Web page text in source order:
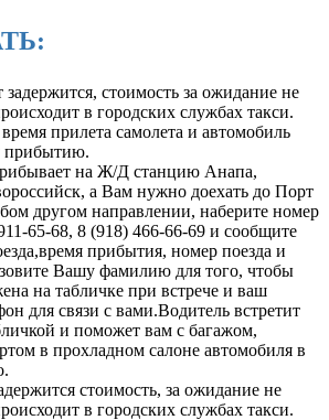
стоимость за ожидание не
в городских службах такси.
прилета самолета и автомобиль
прибытию.
на Ж/Д станцию Анапа,
а Вам нужно доехать до Порт
другом направлении, наберите номер
65-68, 8 (918) 466-66-69 и сообщите
прибытия, номер поезда и
Вашу фамилию для того, чтобы
на табличке при встрече и ваш
для связи с вами.Водитель встретит
и поможет вам с багажом,
в прохладном салоне автомобиля в
стоимость, за ожидание не
в городских службах такси.